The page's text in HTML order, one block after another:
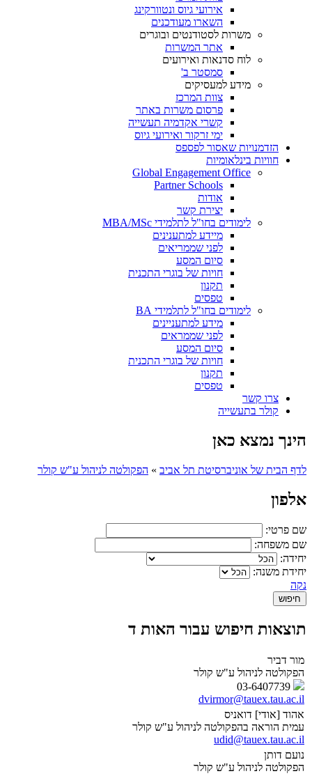
אירועי גיוס ונטוורקינג
השארו מעודכנים
משרות לסטודנטים ובוגרים
אתר המשרות
לוח סדנאות ואירועים
סמסטר ב'
מידע למעסיקים
צוות המרכז
פרסום משרות באתר
קשרי אקדמיה תעשייה
ימי זרקור ואירועי גיוס
הזדמנויות שאסור לפספס
חוויות בינלאומיות
Global Engagement Office
Partner Schools
אודות
יצירת קשר
לימודים בחו"ל לתלמידי MBA/MSc
מיידע למתענינים
לפני שממריאים
סיום המסע
חויות של בוגרי התכנית
תקנון
טפסים
לימודים בחו"ל לתלמידי BA
מידע למתעניינים
לפני שממראים
סיום המסע
חויות של בוגרי התכנית
תקנון
טפסים
צרו קשר
קולר בתעשייה
הינך נמצא כאן
לדף הבית של אוניברסיטת תל אביב » הפקולטה לניהול ע"ש קולר
אלפון
שם פרטי:
שם משפחה:
יחידה:
יחידת משנה:
נקה
תוצאות חיפוש עבור האות ד
מור דביר
הפקולטה לניהול ע"ש קולר
dvirmor@tauex.tau.ac.il
אהוד [אודי] דואניס
עמית הוראה בהפקולטה לניהול ע"ש קולר
udid@tauex.tau.ac.il
נועם דותן
הפקולטה לניהול ע"ש קולר